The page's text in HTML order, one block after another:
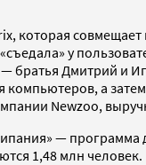
которая
у
братья Дмитрий и
компьютеров, а
Newzoo,
—
1,48 млн человек.